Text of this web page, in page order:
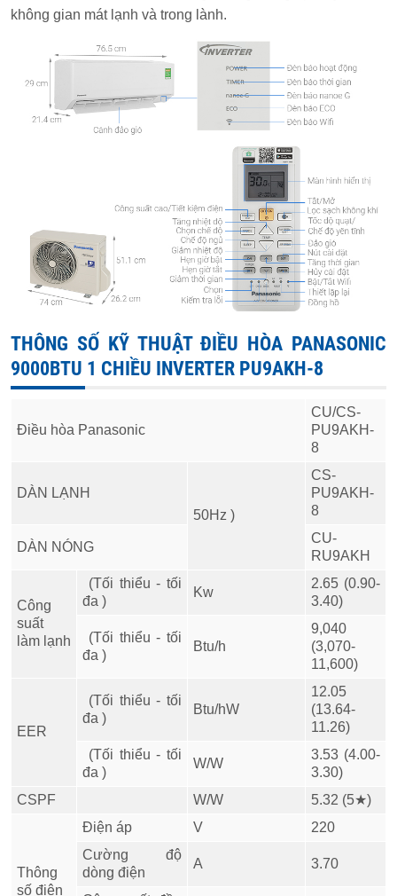
không gian mát lạnh và trong lành.
THÔNG SỐ KỸ THUẬT ĐIỀU HÒA PANASONIC
9000BTU 1 CHIỀU INVERTER PU9AKH-8
Điều hòa Panasonic
CU/CS-
PU9AKH-
8
DÀN LẠNH
50Hz )
CS-
PU9AKH-
8
DÀN NÓNG
CU-
RU9AKH
Công
suất
làm lạnh
(Tối thiểu - tối
đa )
Kw
2.65 (0.90-
3.40)
(Tối thiểu - tối
đa )
Btu/h
9,040
(3,070-
11,600)
EER
(Tối thiểu - tối
đa )
Btu/hW
12.05
(13.64-
11.26)
(Tối thiểu - tối
đa )
W/W
3.53 (4.00-
3.30)
CSPF
W/W 5.32 (5★)
Thông
số điện
Điện áp V
220
Cường độ
dòng điện
A 3.70